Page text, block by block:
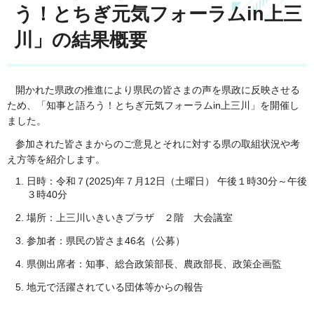
う！とちぎ元気フォーラムin上三
川」の結果概要
開かれた県政の推進により県民の皆さまの声を県政に反映させる
ため、「知事と語ろう！とちぎ元気フォーラムin上三川」を開催し
ました。
参加された皆さまからのご意見とそれに対する県の取組状況や考
え方等を紹介します。
日時：令和７(2025)年７月12日（土曜日） 午後１時30分～午後
３時40分
場所：上三川いきいきプラザ ２階 大会議室
参加者：県民の皆さま46名（公募）
県側出席者：知事、総合政策部長、農政部長、政策企画監
地元で活躍されている団体等からの報告